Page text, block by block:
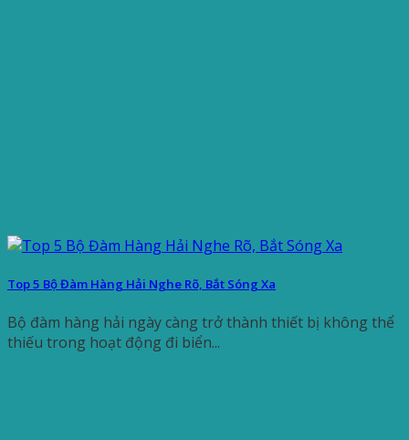
Top 5 Bộ Đàm Hàng Hải Nghe Rõ, Bắt Sóng Xa
Bộ đàm hàng hải ngày càng trở thành thiết bị không thể
thiếu trong hoạt động đi biển...